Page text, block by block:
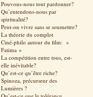
Pouvons-nous tout pardonner?
Qu’entendons-nous par
spiritualité?
Peut-on vivre sans se soumettre?
La théorie du complot
Ciné-philo autour du film: »
Fatima »
La compétition entre tous, est-
elle inévitable?
Qu’est-ce qu’être riche?
Spinoza, précurseur des
Lumières ?